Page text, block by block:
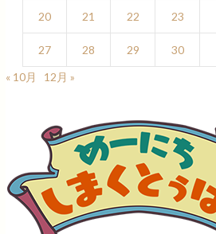
20 21 22 23
27 28 29
30
« 10月
12月 »